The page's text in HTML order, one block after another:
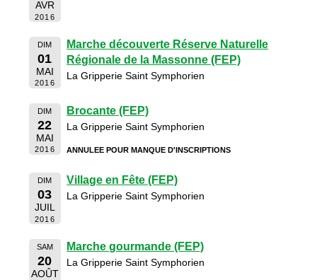
AVR
2016
DIM
01
MAI
2016
Marche découverte Réserve Naturelle
Régionale de la Massonne (FEP)
La Gripperie Saint Symphorien
DIM
22
MAI
2016
Brocante (FEP)
La Gripperie Saint Symphorien
ANNULEE POUR MANQUE D'INSCRIPTIONS
DIM
03
JUIL
2016
Village en Fête (FEP)
La Gripperie Saint Symphorien
SAM
20
AOÛT
Marche gourmande (FEP)
La Gripperie Saint Symphorien